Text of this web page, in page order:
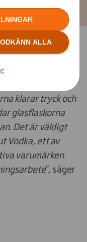
klarar tryck och
glasflaskorna
Det är väldigt
Vodka, ett av
varumärken
”, säger